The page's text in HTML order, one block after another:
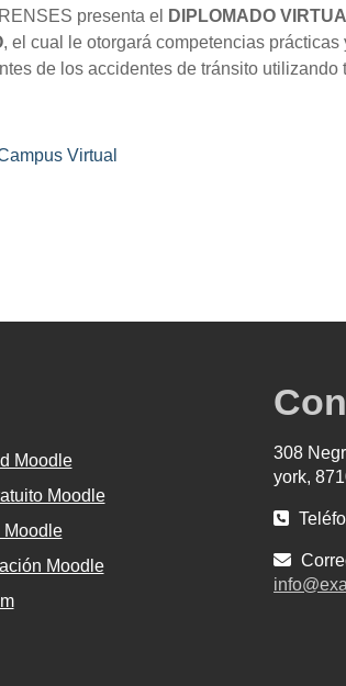
presenta el
DIPLOMADO
, el cual le otorgará competencias
de los accidentes de tránsito
Virtual
Moodle
Moodle
Moodle
Moodle
308
york,